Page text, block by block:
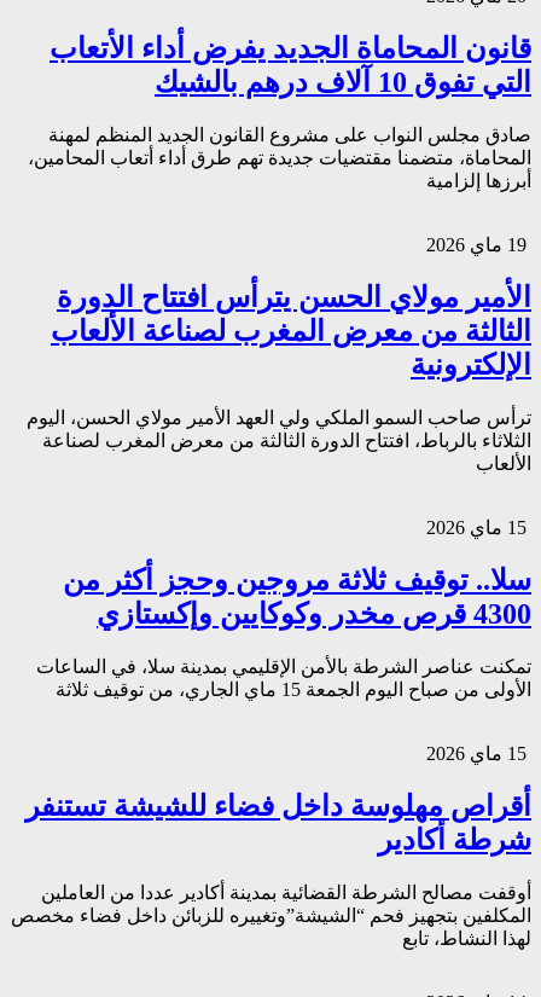
قانون المحاماة الجديد يفرض أداء الأتعاب
التي تفوق 10 آلاف درهم بالشيك
صادق مجلس النواب على مشروع القانون الجديد المنظم لمهنة
المحاماة، متضمنا مقتضيات جديدة تهم طرق أداء أتعاب المحامين،
أبرزها إلزامية
الأمير مولاي الحسن يترأس افتتاح الدورة
الثالثة من معرض المغرب لصناعة الألعاب
الإلكترونية
ترأس صاحب السمو الملكي ولي العهد الأمير مولاي الحسن، اليوم
الثلاثاء بالرباط، افتتاح الدورة الثالثة من معرض المغرب لصناعة
الألعاب
سلا.. توقيف ثلاثة مروجين وحجز أكثر من
4300 قرص مخدر وكوكايين وإكستازي
تمكنت عناصر الشرطة بالأمن الإقليمي بمدينة سلا، في الساعات
الأولى من صباح اليوم الجمعة 15 ماي الجاري، من توقيف ثلاثة
أقراص مهلوسة داخل فضاء للشيشة تستنفر
شرطة أكادير
أوقفت مصالح الشرطة القضائية بمدينة أكادير عددا من العاملين
المكلفين بتجهيز فحم “الشيشة”وتغييره للزبائن داخل فضاء مخصص
لهذا النشاط، تابع